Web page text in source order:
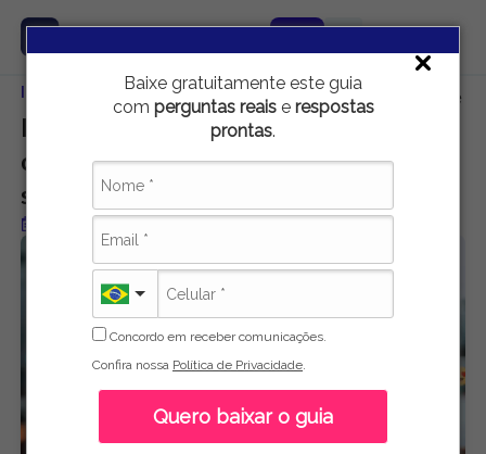
Baixe gratuitamente este guia
com perguntas reaise respostas
prontas.
Concordo em receber comunicações.
Confira nossa Política de Privacidade.
Quero baixar o guia
Início Carreira e Emprego Influenciador digital: descubra o que é,
Influenciador digital: descubra o que é,
como trabalha e como alcançar o
sucesso na área
Publicado em 16 de agosto de 2023